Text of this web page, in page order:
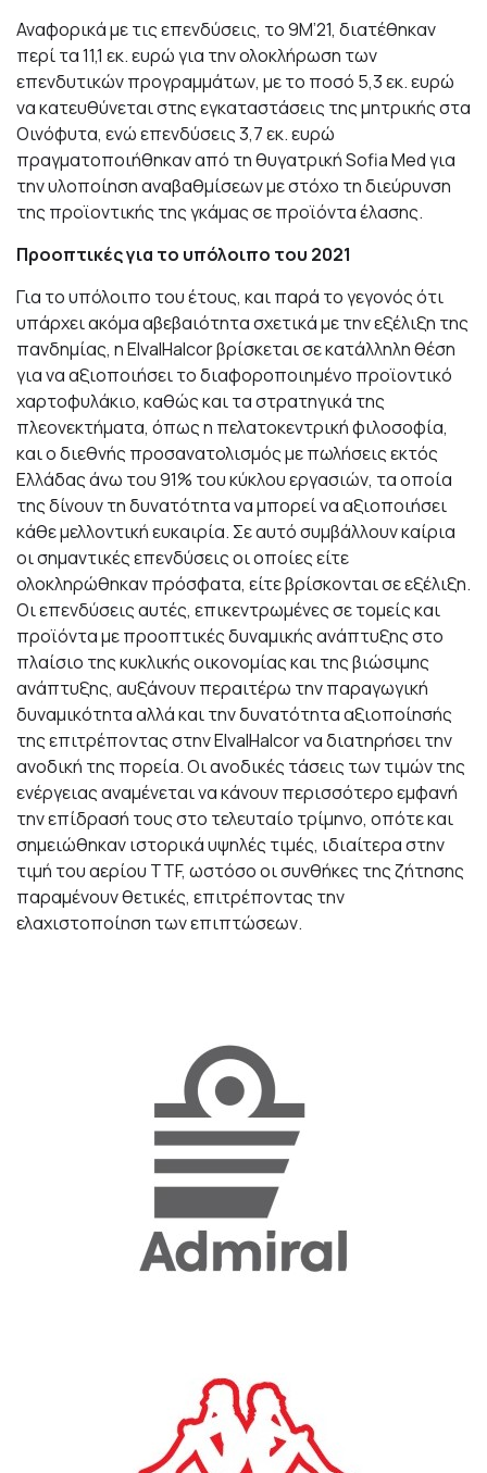
Αναφορικά με τις επενδύσεις, το 9Μ’21, διατέθηκαν
περί τα 11,1 εκ. ευρώ για την ολοκλήρωση των
επενδυτικών προγραμμάτων, με το ποσό 5,3 εκ. ευρώ
να κατευθύνεται στης εγκαταστάσεις της μητρικής στα
Οινόφυτα, ενώ επενδύσεις 3,7 εκ. ευρώ
πραγματοποιήθηκαν από τη θυγατρική Sofia Med για
την υλοποίηση αναβαθμίσεων με στόχο τη διεύρυνση
της προϊοντικής της γκάμας σε προϊόντα έλασης.
Προοπτικές για το υπόλοιπο του 2021
Για το υπόλοιπο του έτους, και παρά το γεγονός ότι
υπάρχει ακόμα αβεβαιότητα σχετικά με την εξέλιξη της
πανδημίας, η ElvalHalcor βρίσκεται σε κατάλληλη θέση
για να αξιοποιήσει το διαφοροποιημένο προϊοντικό
χαρτοφυλάκιο, καθώς και τα στρατηγικά της
πλεονεκτήματα, όπως η πελατοκεντρική φιλοσοφία,
και ο διεθνής προσανατολισμός με πωλήσεις εκτός
Ελλάδας άνω του 91% του κύκλου εργασιών, τα οποία
της δίνουν τη δυνατότητα να μπορεί να αξιοποιήσει
κάθε μελλοντική ευκαιρία. Σε αυτό συμβάλλουν καίρια
οι σημαντικές επενδύσεις οι οποίες είτε
ολοκληρώθηκαν πρόσφατα, είτε βρίσκονται σε εξέλιξη.
Οι επενδύσεις αυτές, επικεντρωμένες σε τομείς και
προϊόντα με προοπτικές δυναμικής ανάπτυξης στο
πλαίσιο της κυκλικής οικονομίας και της βιώσιμης
ανάπτυξης, αυξάνουν περαιτέρω την παραγωγική
δυναμικότητα αλλά και την δυνατότητα αξιοποίησής
της επιτρέπονταςστην ElvalHalcor να διατηρήσει την
ανοδική της πορεία. Οι ανοδικές τάσεις των τιμών της
ενέργειας αναμένεται να κάνουν περισσότερο εμφανή
την επίδρασή τους στο τελευταίο τρίμηνο, οπότε και
σημειώθηκαν ιστορικά υψηλές τιμές, ιδιαίτερα στην
τιμή του αερίου TTF, ωστόσο οι συνθήκες της ζήτησης
παραμένουν θετικές, επιτρέποντας την
ελαχιστοποίηση των επιπτώσεων.